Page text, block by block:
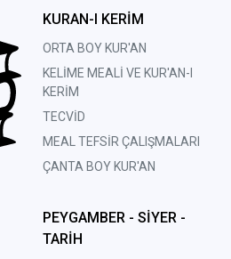
KURAN-I KERİM
ORTA BOY KUR'AN
KELİME MEALİ VE KUR'AN-I
KERİM
TECVİD
MEAL TEFSİR ÇALIŞMALARI
ÇANTA BOY KUR'AN
PEYGAMBER - SİYER -
TARİH